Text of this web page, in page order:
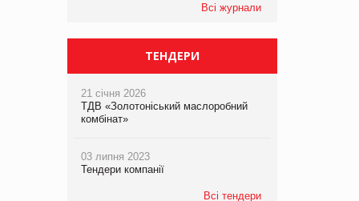
Всі журнали
ТЕНДЕРИ
21 січня 2026
ТДВ «Золотоніський маслоробний
комбінат»
03 липня 2023
Тендери компанії
Всі тендери